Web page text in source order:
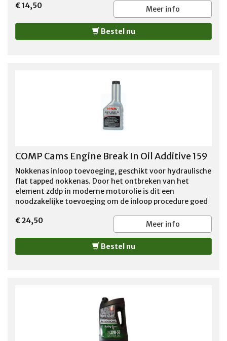
1978-1998 FORD 1966-1993 GMC 1966-1995 JEEP 1978-
1996 MERCURY 1978-1987 OLDSMOBILE 1978-1999
PLYMOUTH 1978-1995 PONTIAC 1978-1998
€ 14,50 Meer info
Bestel nu
COMP Cams Engine Break In Oil Additive 159
Nokkenas inloop toevoeging, geschikt voor hydraulische
flat tapped nokkenas. Door het ontbreken van het
element zddp in moderne motorolie is dit een
noodzakelijke toevoeging om de inloop procedure goed
van de nokken aanzienlijk.
€ 24,50 Meer info
Bestel nu